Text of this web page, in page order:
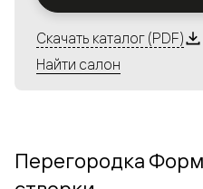
Алюминиевые
с алюминиевыми дверьми
алюминиевых
со стеновыми панелями
Скачать каталог (PDF)
Найти салон
Перегородка